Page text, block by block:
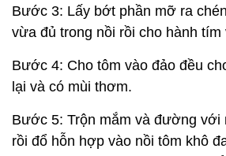
Bước 3: Lấy bớt phần mỡ ra
vừa đủ trong nồi rồi cho hành
Bước 4: Cho tôm vào đảo đều
lại và có mùi thơm.
Bước 5: Trộn mắm và đường với
rồi đổ hỗn hợp vào nồi tôm khô